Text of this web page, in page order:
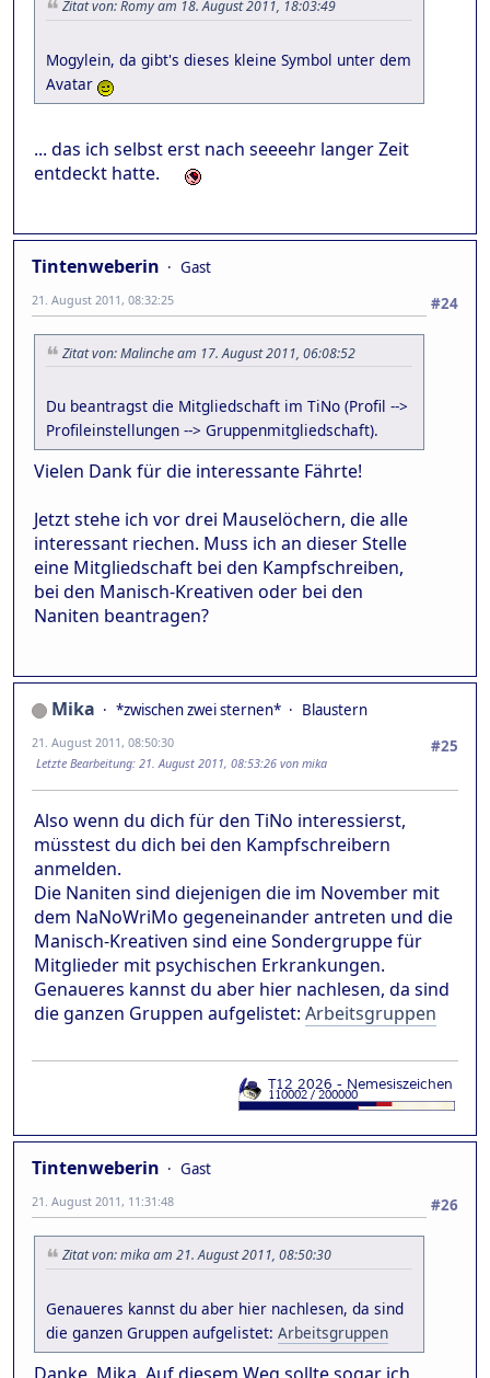
Zitat von: Romy am 18. August 2011, 18:03:49
Mogylein, da gibt's dieses kleine Symbol unter dem
Avatar
... das ich selbst erst nach seeeehr langer Zeit
entdeckt hatte.
Tintenweberin
Gast
#24
21. August 2011, 08:32:25
Zitat von: Malinche am 17. August 2011, 06:08:52
Du beantragst die Mitgliedschaft im TiNo (Profil -->
Profileinstellungen --> Gruppenmitgliedschaft).
Vielen Dank für die interessante Fährte!
Jetzt stehe ich vor drei Mauselöchern, die alle
interessant riechen. Muss ich an dieser Stelle
eine Mitgliedschaft bei den Kampfschreiben,
bei den Manisch-Kreativen oder bei den
Naniten beantragen?
Mika *zwischen zwei sternen*
Blaustern
#25
21. August 2011, 08:50:30
Letzte Bearbeitung: 21. August 2011, 08:53:26 von mika
Also wenn du dich für den TiNo interessierst,
müsstest du dich bei den Kampfschreibern
anmelden.
Die Naniten sind diejenigen die im November mit
dem NaNoWriMo gegeneinander antreten und die
Manisch-Kreativen sind eine Sondergruppe für
Mitglieder mit psychischen Erkrankungen.
Genaueres kannst du aber hier nachlesen, da sind
die ganzen Gruppen aufgelistet: Arbeitsgruppen
Tintenweberin
Gast
#26
21. August 2011, 11:31:48
Zitat von: mika am 21. August 2011, 08:50:30
Genaueres kannst du aber hier nachlesen, da sind
die ganzen Gruppen aufgelistet: Arbeitsgruppen